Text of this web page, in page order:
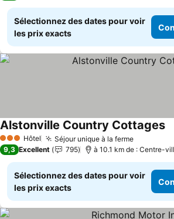
Sélectionnez des dates pour voir
les prix exacts
3 ÉtoilesHôtel Séjour unique à la ferme
Alstonville Country Cottages
9,3 Excellent 795 à 10.1 km de : Centre-
Sélectionnez des dates pour voir
les prix exacts